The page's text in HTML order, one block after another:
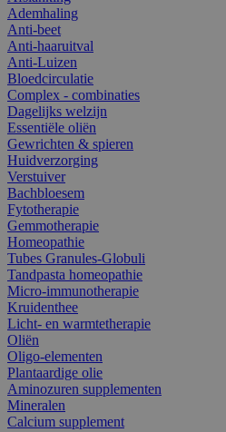
Ademhaling
Anti-beet
Anti-haaruitval
Anti-Luizen
Bloedcirculatie
Complex - combinaties
Dagelijks welzijn
Essentiële oliën
Gewrichten & spieren
Huidverzorging
Verstuiver
Bachbloesem
Fytotherapie
Gemmotherapie
Homeopathie
Tubes Granules-Globuli
Tandpasta homeopathie
Micro-immunotherapie
Kruidenthee
Licht- en warmtetherapie
Oliën
Oligo-elementen
Plantaardige olie
Aminozuren supplementen
Mineralen
Calcium supplement